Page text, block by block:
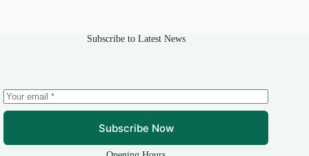
Subscribe to Latest News
Subscribe Now